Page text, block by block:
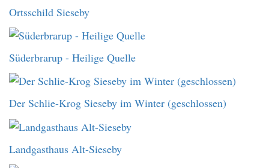
Ortsschild Sieseby
Süderbrarup - Heilige Quelle
Der Schlie-Krog Sieseby im Winter (geschlossen)
Landgasthaus Alt-Sieseby